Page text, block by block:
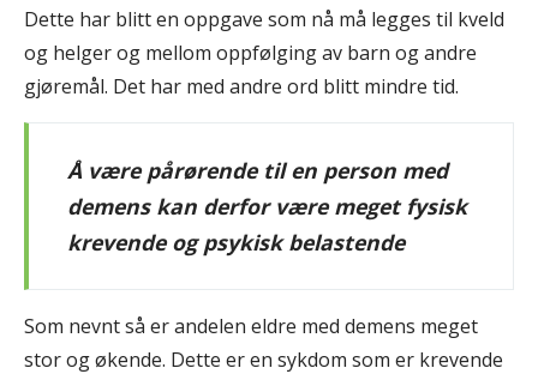
Dette har blitt en oppgave som nå må legges til kveld
og helger og mellom oppfølging av barn og andre
gjøremål. Det har med andre ord blitt mindre tid.
Å være pårørende til en person med
demens kan derfor være meget fysisk
krevende og psykisk belastende
Som nevnt så er andelen eldre med demens meget
stor og økende. Dette er en sykdom som er krevende